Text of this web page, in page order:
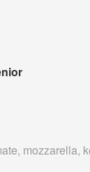
mozzarella,